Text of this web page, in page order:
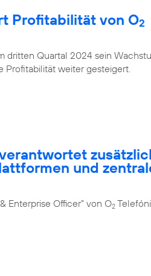
Profitabilität von O2
dritten Quartal 2024 sein
Profitabilität weiter gesteigert.
und
Enterprise Officer” von O2